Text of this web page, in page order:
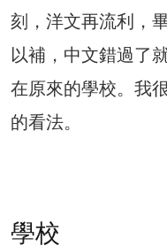
刻，洋文再流利，
以補，中文錯過了
在原來的學校。我
的看法。
學校